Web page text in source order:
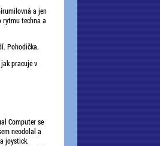
a jen
rytmu techna a
Pohodička.
pracuje v
Computer se
neodolal a
joystick.